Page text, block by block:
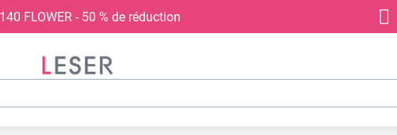
FLOWER - 50 % de réduction